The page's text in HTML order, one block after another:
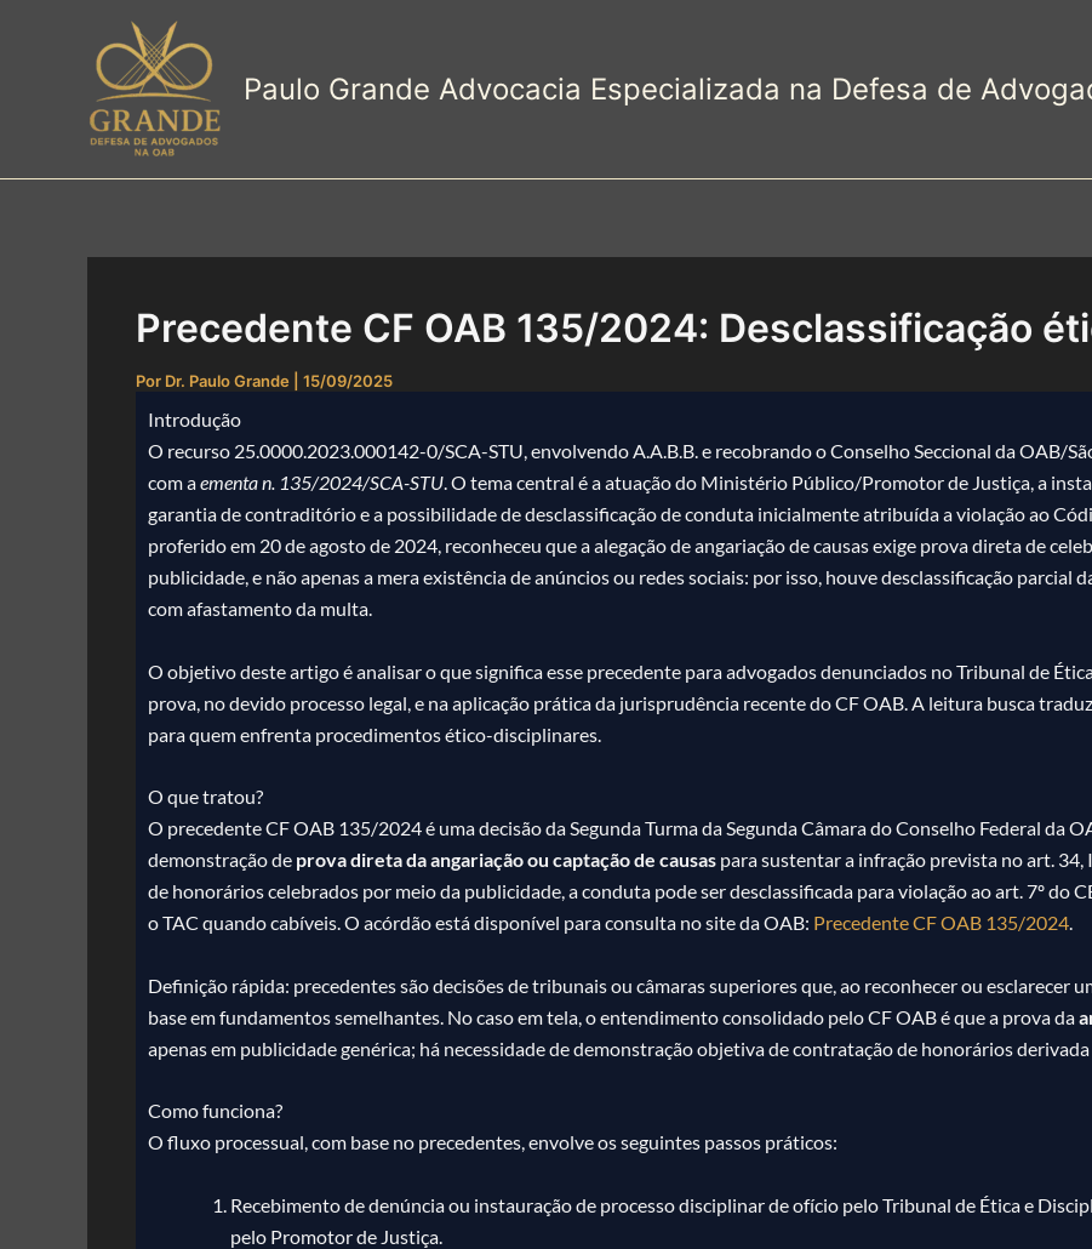
Paulo Grande Advocacia Especializada na Defesa de
Precedente CF OAB 135/2024: Desclassificação
Por Dr. Paulo Grande 15/09/2025
Introdução
O recurso 25.0000.2023.000142-0/SCA-STU, envolvendo A.A.B.B. e recobrando o Conselho Seccional da OAB/
com aementa n. 135/2024/SCA-STU. O tema central é a atuação do Ministério Público/Promotor de Justiça, a
garantia de contraditório e a possibilidade de desclassificação de conduta inicialmente atribuída a violação ao
proferido em 20 de agosto de 2024, reconheceu que a alegação de angariação de causas exige prova direta de
publicidade, e não apenas a mera existência de anúncios ou redes sociais: por isso, houve desclassificação parcial
com afastamento da multa.
O objetivo deste artigo é analisar o que significa esse precedente para advogados denunciados no Tribunal de
prova, no devido processo legal, e na aplicação prática da jurisprudência recente do CF OAB. A leitura busca
para quem enfrenta procedimentos ético-disciplinares.
O que tratou?
O precedente CF OAB 135/2024 é uma decisão da Segunda Turma da Segunda Câmara do Conselho Federal da
demonstração de prova direta da angariação ou captação de causas para sustentar a infração prevista no art. 34,
de honorários celebrados por meio da publicidade, a conduta pode ser desclassificada para violação ao art. 7º do
o TAC quando cabíveis. O acórdão está disponível para consulta no site da OAB: Precedente CF OAB 135/2024.
Definição rápida: precedentes são decisões de tribunais ou câmaras superiores que, ao reconhecer ou esclarecer
base em fundamentos semelhantes. No caso em tela, o entendimento consolidado pelo CF OAB é que a prova da
apenas em publicidade genérica; há necessidade de demonstração objetiva de contratação de honorários derivada
Como funciona?
O fluxo processual, com base no precedentes, envolve os seguintes passos práticos:
Recebimento de denúncia ou instauração de processo disciplinar de ofício pelo Tribunal de Ética e
pelo Promotor de Justiça.